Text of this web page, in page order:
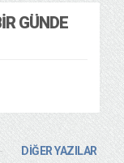
GÜNDE
DİĞER YAZILAR